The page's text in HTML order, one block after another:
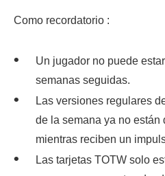
Como recordatorio :
Un jugador no puede
semanas seguidas.
Las versiones regulares
de la semana ya no
mientras reciben un
Las tarjetas TOTW solo